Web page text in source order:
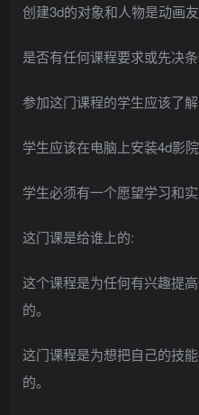
创建3d的对象和人物是动画友
是否有任何课程要求或先决
参加这门课程的学生应该了
学生应该在电脑上安装4d影院
学生必须有一个愿望学习和
这门课是给谁上的:
这个课程是为任何有兴趣提
的。
这门课程是为想把自己的技
的。